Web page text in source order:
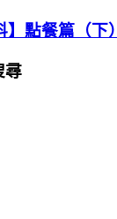
】點餐篇（下）
尋